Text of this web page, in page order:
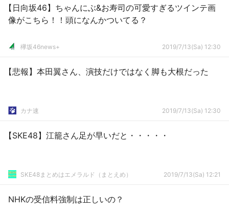
【日向坂46】ちゃんにぶ&お寿司の可愛すぎるツインテ画
像がこちら！！頭になんかついてる？
欅坂46news+ 2019/7/13(Sa) 12:30
【悲報】本田翼さん、演技だけではなく脚も大根だった
カナ速 2019/7/13(Sa) 12:30
【SKE48】江籠さん足が早いだと・・・・・
SKE48まとめはエメラルド（まとえめ） 2019/7/13(Sa) 12:21
NHKの受信料強制は正しいの？